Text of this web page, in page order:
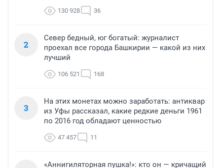
130 928 36
2
Север бедный, юг богатый: журналист
проехал все города Башкирии — какой из них
лучший
106 521 168
3
На этих монетах можно заработать: антиквар
из Уфы рассказал, какие редкие деньги 1961
по 2016 год обладают ценностью
47 457 11
«Аннигиляторная пушка!»: кто он — кричащий